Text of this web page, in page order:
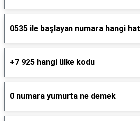
0535 ile başlayan numara hangi hat
+7 925 hangi ülke kodu
0 numara yumurta ne demek